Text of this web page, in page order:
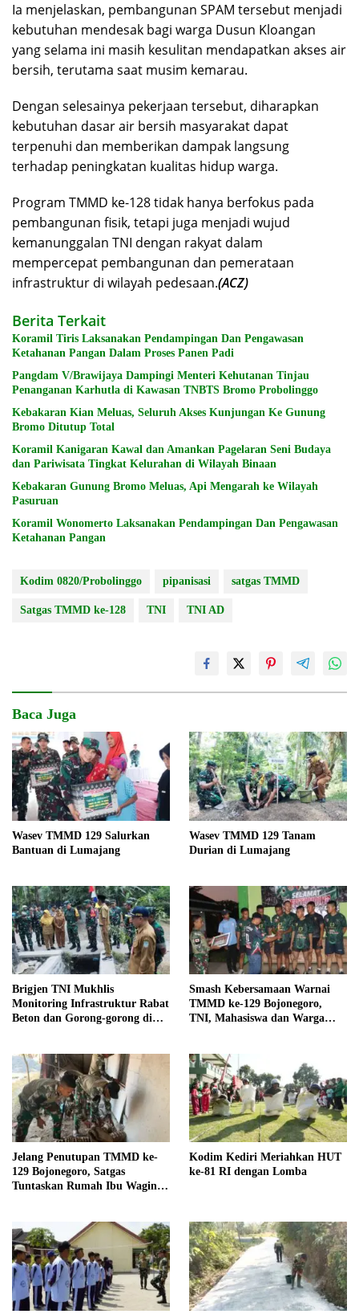
Ia menjelaskan, pembangunan SPAM tersebut menjadi
kebutuhan mendesak bagi warga Dusun Kloangan
yang selama ini masih kesulitan mendapatkan akses air
bersih, terutama saat musim kemarau.
Dengan selesainya pekerjaan tersebut, diharapkan
kebutuhan dasar air bersih masyarakat dapat
terpenuhi dan memberikan dampak langsung
terhadap peningkatan kualitas hidup warga.
Program TMMD ke-128 tidak hanya berfokus pada
pembangunan fisik, tetapi juga menjadi wujud
kemanunggalan TNI dengan rakyat dalam
mempercepat pembangunan dan pemerataan
infrastruktur di wilayah pedesaan.(ACZ)
Berita Terkait
Koramil Tiris Laksanakan Pendampingan Dan Pengawasan
Ketahanan Pangan Dalam Proses Panen Padi
Pangdam V/Brawijaya Dampingi Menteri Kehutanan Tinjau
Penanganan Karhutla di Kawasan TNBTS Bromo Probolinggo
Kebakaran Kian Meluas, Seluruh Akses Kunjungan Ke Gunung
Bromo Ditutup Total
Koramil Kanigaran Kawal dan Amankan Pagelaran Seni Budaya
dan Pariwisata Tingkat Kelurahan di Wilayah Binaan
Kebakaran Gunung Bromo Meluas, Api Mengarah ke Wilayah
Pasuruan
Koramil Wonomerto Laksanakan Pendampingan Dan Pengawasan
Ketahanan Pangan
Kodim 0820/Probolinggo pipanisasi satgas TMMD
Satgas TMMD ke-128 TNI TNI AD
Baca Juga
Wasev TMMD 129 Salurkan
Bantuan di Lumajang
Wasev TMMD 129 Tanam
Durian di Lumajang
Brigjen TNI Mukhlis
Monitoring Infrastruktur Rabat
Beton dan Gorong-gorong di
Smash Kebersamaan Warnai
TMMD ke-129 Bojonegoro,
TNI, Mahasiswa dan Warga
Jelang Penutupan TMMD ke-
129 Bojonegoro, Satgas
Tuntaskan Rumah Ibu Wagini
Kodim Kediri Meriahkan HUT
ke-81 RI dengan Lomba